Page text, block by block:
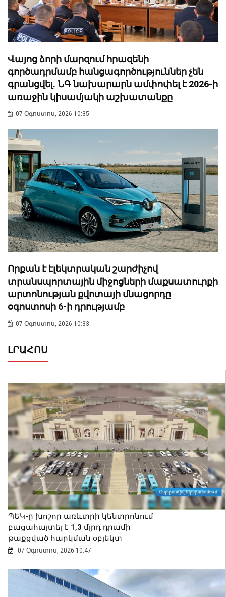
Վայոց ձորի մարզում հրազենի
գործադրմամբ հանցագործություններ չեն
գրանցվել. ՆԳ նախարարն ամփոփել է 2026-ի
առաջին կիսամյակի աշխատանքը
07 Օգոստոս, 2026 10:35
Որքան է էլեկտրական շարժիչով
տրանսպորտային միջոցների մաքսատուրքի
արտոնության քվոտայի մնացորդը
օգոստոսի 6-ի դրությամբ
07 Օգոստոս, 2026 10:33
ԼՐԱՀՈՍ
ՊԵԿ-ը խոշոր առևտրի կենտրոնում
բացահայտել է 1,3 մլրդ դրամի
թաքցված հարկման օբյեկտ
07 Օգոստոս, 2026 10:47